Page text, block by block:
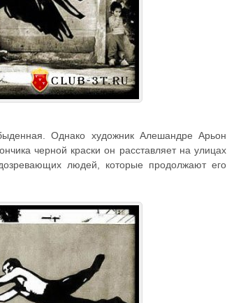
Однако художник Алешандре Арьон
черной краски он расставляет на улицах
людей, которые продолжают его